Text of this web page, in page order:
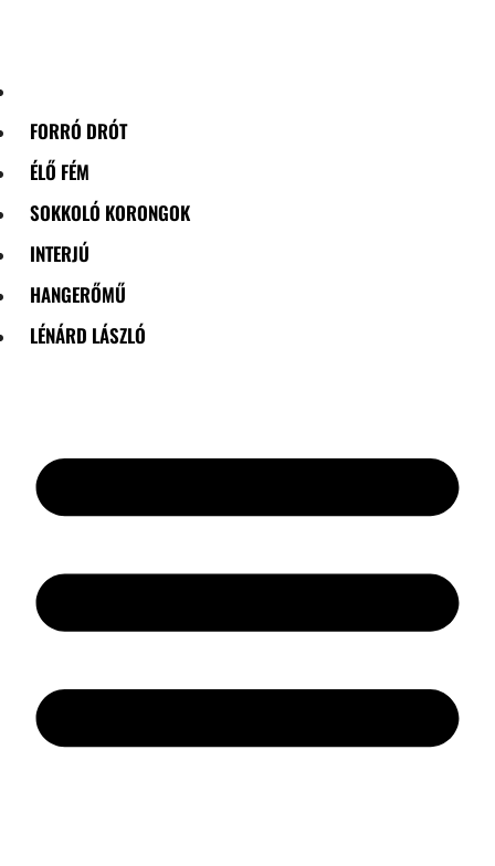
content
FORRÓ DRÓT
ÉLŐ FÉM
SOKKOLÓ KORONGOK
INTERJÚ
HANGERŐMŰ
LÉNÁRD LÁSZLÓ